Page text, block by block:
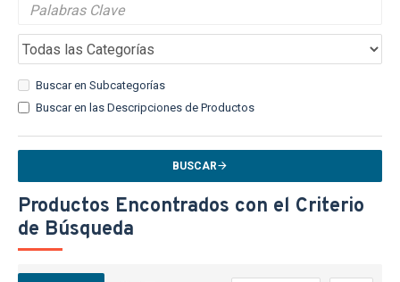
Buscar en Subcategorías
Buscar en las Descripciones de Productos
BUSCAR
Productos Encontrados con el Criterio
de Búsqueda